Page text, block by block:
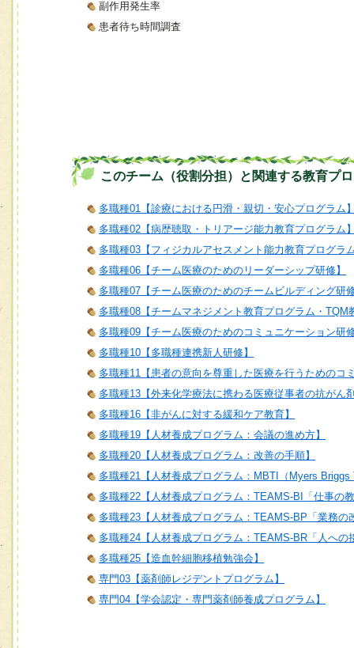
副作用発生率
患者待ち時間調査
このチーム（役割分担）と関連する教育プ
多職種01【診療における円滑・親切・安心プログラム
多職種02【病歴聴取・トリアージ能力教育プログラム
多職種03【フィジカルアセスメント能力教育プログラ
多職種06【チーム医療のためのリーダーシップ研修】
多職種07【チーム医療のためのチームビルディング研
多職種08【チームマネジメント教育プログラム・TQM
多職種09【チーム医療のためのコミュニケーション研
多職種10【多職種連携新人研修】
多職種11【患者の意向を尊重した医療を行うためのコ
多職種13【外来化学療法に携わる医療従事者の抗がん
多職種16【非がんに対する緩和ケア教育】
多職種19【人材養成プログラム：会議の進め方】
多職種20【人材養成プログラム：改善の手順】
多職種21【人材養成プログラム：MBTI（Myers
多職種22【人材養成プログラム：TEAMS-BI「仕事の
多職種23【人材養成プログラム：TEAMS-BP「業務の
多職種24【人材養成プログラム：TEAMS-BR「人への
多職種25【造血幹細胞移植勉強会】
専門03【薬剤師レジデントプログラム】
専門04【学会認定・専門薬剤師養成プログラム】